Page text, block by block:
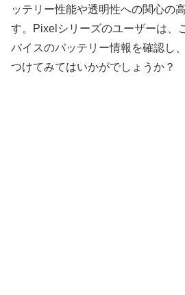
ッテリー性能や透明性への関心の
す。Pixelシリーズのユーザーは、
バイスのバッテリー情報を確認し
つけてみてはいかがでしょうか？